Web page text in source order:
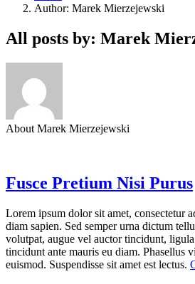
Author: Marek Mierzejewski
All posts by: Marek
About Marek Mierzejewski
Fusce Pretium Nisi Purus
Lorem ipsum dolor sit amet, consectetur
diam sapien. Sed semper urna dictum
volutpat, augue vel auctor tincidunt,
tincidunt ante mauris eu diam. Phasellus
euismod. Suspendisse sit amet est lectus.